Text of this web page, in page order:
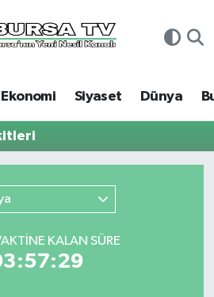
Ekonomi Siyaset Dünya
KALAN SÜRE